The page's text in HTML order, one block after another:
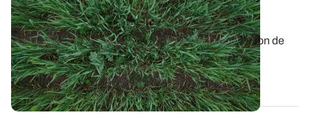
conduites en AB : les premiers résultats
d’essais
L’Action 2 du projet PhosphoBio porte sur l’estimation de
l’effet du statut phosphaté des...
13 DÉC. 2022